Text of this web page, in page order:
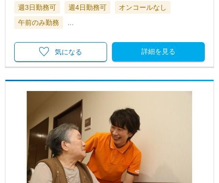
週3日勤務可
週4日勤務可
オンコールなし
午前のみ勤務
詳細を見る
気になる